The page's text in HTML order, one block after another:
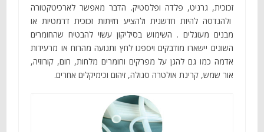
זכוכית, גרניט, פלדה ופלסטיק. הדבר מאפשר לארכיטקטורה
ולהנדסה להיות חדשנית ולהציע חזיתות זכוכית דרמטיות או
מבנים מעוגלים . השימוש בסיליקון עשוי להבטיח שהחומרים
השונים יישארו מודבקים ויספגו לחץ ותנועה מהרוח או מרעידות
אדמה כמו גם להגן על מפרקים וחומרים מלחות, חום, קורוזיה,
אור שמש, קרינת אולטרה סגולה, זיהום וכימיקלים אחרים.